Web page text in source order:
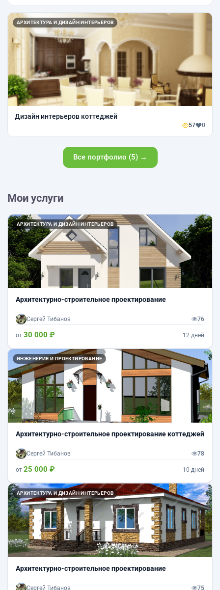
АРХИТЕКТУРА И ДИЗАЙН ИНТЕРЬЕРОВ
Дизайн интерьеров коттеджей
57 0
Все портфолио (5) →
Мои услуги
АРХИТЕКТУРА И ДИЗАЙН ИНТЕРЬЕРОВ
Архитектурно-строительное проектирование
Сергей Тибанов 76
от 30 000 ₽ 12 дней
ИНЖЕНЕРИЯ И ПРОЕКТИРОВАНИЕ
Архитектурно-строительное проектирование коттеджей
Сергей Тибанов 78
от 25 000 ₽ 10 дней
АРХИТЕКТУРА И ДИЗАЙН ИНТЕРЬЕРОВ
Архитектурно-строительное проектирование
Сергей Тибанов 75